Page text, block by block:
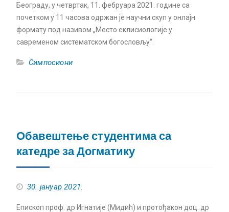
Београду, у четвртак, 11. фебруара 2021. године са
почетком у 11 часова одржан је научни скуп у онлајн
формату под називом „Место еклисиологије у
савременом систематском богословљу“.
Симпосиони
Обавештење студентима са
катедре за Догматику
30. јануар 2021.
Епископ проф. др Игнатије (Мидић) и протођакон доц. др